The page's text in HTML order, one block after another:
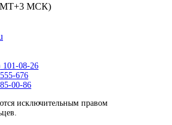
МСК)
101-08-26
676
00-86
исключительным правом